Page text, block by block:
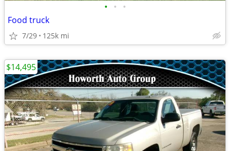
• • •
Food truck
7/29 125k mi
$14,495